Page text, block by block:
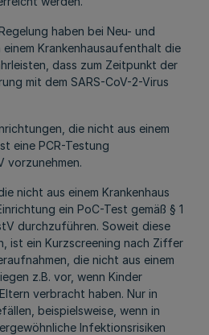
haben bei Neu- und
Krankenhausaufenthalt die
dass zum Zeitpunkt der
mit dem SARS-CoV-2-Virus
die nicht aus einem
eine PCR-Testung
vorzunehmen.
nicht aus einem Krankenhaus
ein PoC-Test gemäß § 1
durchzuführen. Soweit diese
ist ein Kurzscreening nach Ziffer
die nicht aus einem
z.B. vor, wenn Kinder
verbracht haben. Nur in
beispielsweise, wenn in
Infektionsrisiken